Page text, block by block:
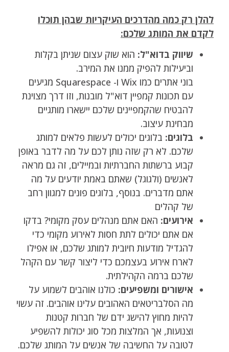
להלן רק כמה מהדרכים העיקריות שבהן תוכלו
לקדם את המותג שלכם:
שיווק בדוא"ל: הוא שוק עצום שניתן בקלות
וביעילות להפיק ממנו את המירב.
בוני אתרים כמו Wix ו- Squarespace מגיעים
עם תכונות קמפיין דוא"ל מובנות, וזו דרך מצוינת
להבטיח שהקמפיינים שלכם יישארו מותגיים
מבחינת עיצוב.
בלוגים: בלוגים יכולים לעשות פלאים למותג
שלכם. לא רק שזה נותן לכם על מה לדבר באופן
קבוע ברשתות החברתיות ובמיילים, זה גם מראה
לאנשים (ולגוגל) שאתם באמת יודעים על מה
אתם מדברים. בנוסף, בלוגים פונים למגוון רחב
של קהלים
אירועים: האם אתם מנהלים עסק מקומי? בדקו
אם אתם יכולים לתת חסות לאירוע מקומי כדי
להגדיל מודעות חיובית למותג שלכם, או אפילו
לארח אירוע בעצמכם כדי ליצור קשר עם הקהל
שלכם ברמה הקהילתית.
אישורים ומשפיעים: כולנו אוהבים לשמוע על
מה הסלבריטאים האהובים עלינו אוהבים. זה עשוי
להיות מחוץ להישג ידם של חברות קטנות
וצנועות, אך המלצות מכל סוג יכולות להשפיע
לטובה על החשיבה של אנשים על המותג שלכם.